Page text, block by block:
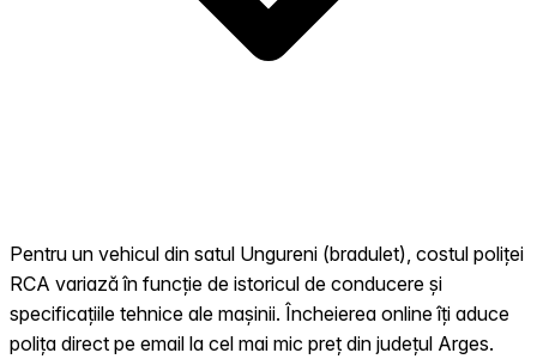
Pentru un vehicul din satul Ungureni (bradulet), costul poliței
RCA variază în funcție de istoricul de conducere și
specificațiile tehnice ale mașinii. Încheierea online îți aduce
polița direct pe email la cel mai mic preț din județul Arges.